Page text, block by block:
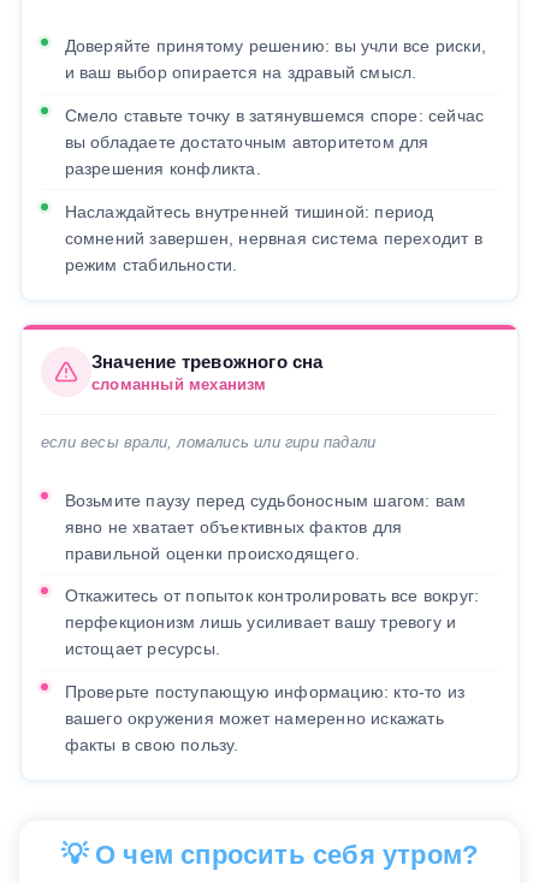
Доверяйте принятому решению: вы учли все риски,
и ваш выбор опирается на здравый смысл.
Смело ставьте точку в затянувшемся споре: сейчас
вы обладаете достаточным авторитетом для
разрешения конфликта.
Наслаждайтесь внутренней тишиной: период
сомнений завершен, нервная система переходит в
режим стабильности.
Значение тревожного сна
сломанный механизм
если весы врали, ломались или гири падали
Возьмите паузу перед судьбоносным шагом: вам
явно не хватает объективных фактов для
правильной оценки происходящего.
Откажитесь от попыток контролировать все вокруг:
перфекционизм лишь усиливает вашу тревогу и
истощает ресурсы.
Проверьте поступающую информацию: кто-то из
вашего окружения может намеренно искажать
факты в свою пользу.
💡 О чем спросить себя утром?